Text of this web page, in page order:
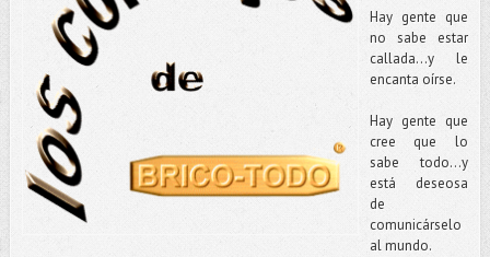
Hay gente que
no sabe estar
callada...y le
encanta oírse.
Hay gente que
cree que lo
sabe todo…y
está deseosa
de
comunicárselo
al mundo.